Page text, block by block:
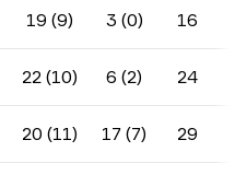
19 (9) 3 (0) 16
22 (10) 6 (2) 24
20 (11) 17 (7) 29